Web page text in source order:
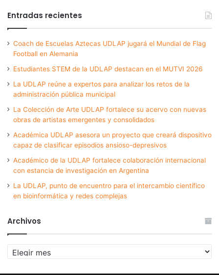
Entradas recientes
Coach de Escuelas Aztecas UDLAP jugará el Mundial de Flag
Football en Alemania
Estudiantes STEM de la UDLAP destacan en el MUTVI 2026
La UDLAP reúne a expertos para analizar los retos de la
administración pública municipal
La Colección de Arte UDLAP fortalece su acervo con nuevas
obras de artistas emergentes y consolidados
Académica UDLAP asesora un proyecto que creará dispositivo
capaz de clasificar episodios ansioso-depresivos
Académico de la UDLAP fortalece colaboración internacional
con estancia de investigación en Argentina
La UDLAP, punto de encuentro para el intercambio científico
en bioinformática y redes complejas
Archivos
Archivos